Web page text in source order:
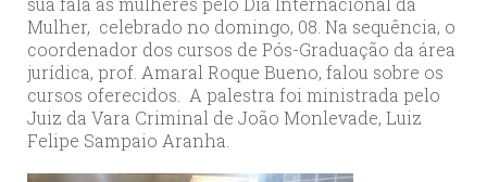
Mulher, celebrado no domingo, 08. Na sequência, o
coordenador dos cursos de Pós-Graduação da área
jurídica, prof. Amaral Roque Bueno, falou sobre os
cursos oferecidos. A palestra foi ministrada pelo
Juiz da Vara Criminal de João Monlevade, Luiz
Felipe Sampaio Aranha.